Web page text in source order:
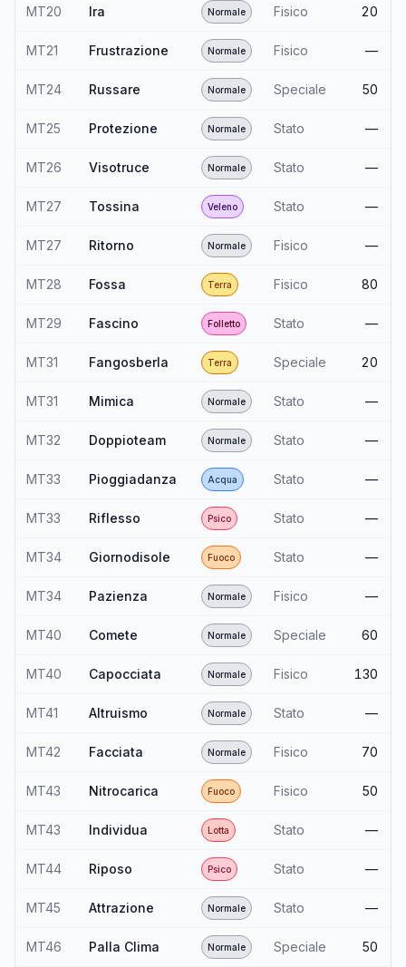
MT20 Ira Normale Fisico 20
MT21 Frustrazione Normale Fisico —
MT24 Russare Normale Speciale 50
MT25 Protezione Normale Stato —
MT26 Visotruce Normale Stato —
MT27 Tossina Veleno Stato —
MT27 Ritorno Normale Fisico —
MT28 Fossa Terra Fisico 80
MT29 Fascino Folletto Stato —
MT31 Fangosberla Terra Speciale 20
MT31 Mimica Normale Stato —
MT32 Doppioteam Normale Stato —
MT33 Pioggiadanza Acqua Stato —
MT33 Riflesso Psico Stato —
MT34 Giornodisole Fuoco Stato —
MT34 Pazienza Normale Fisico —
MT40 Comete Normale Speciale 60
MT40 Capocciata Normale Fisico 130
MT41 Altruismo Normale Stato —
MT42 Facciata Normale Fisico 70
MT43 Nitrocarica Fuoco Fisico 50
MT43 Individua Lotta Stato —
MT44 Riposo Psico Stato —
MT45 Attrazione Normale Stato —
MT46 Palla Clima Normale Speciale 50